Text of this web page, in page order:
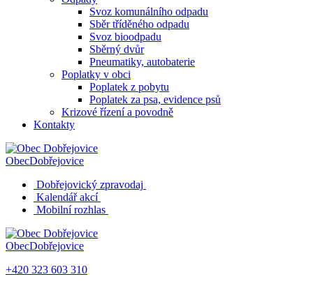
Svoz komunálního odpadu
Sběr tříděného odpadu
Svoz bioodpadu
Sběrný dvůr
Pneumatiky, autobaterie
Poplatky v obci
Poplatek z pobytu
Poplatek za psa, evidence psů
Krizové řízení a povodně
Kontakty
ObecDobřejovice
Dobřejovický zpravodaj
Kalendář akcí
Mobilní rozhlas
ObecDobřejovice
+420 323 603 310